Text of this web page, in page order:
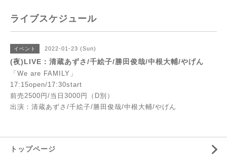
ライブスケジュール
イベント 2022-01-23 (Sun)
(夜)LIVE：清蔵あずさ/千絵子/勝田俊哉/中根大輔/やげん
「We are FAMILY」
17:15open/17:30start
前売2500円/当日3000円（D別）
出演：清蔵あずさ/千絵子/勝田俊哉/中根大輔/やげん
トップページ